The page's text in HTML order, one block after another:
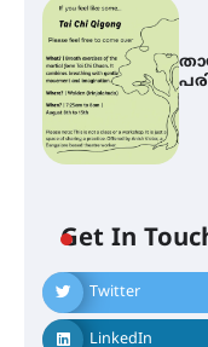
Get In
Twitter
LinkedIn